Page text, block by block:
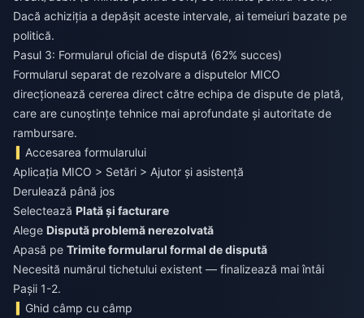
Dacă achiziția a depășit aceste intervale, ai temeiuri bazate pe
politică.
Pasul 3: Formularul oficial de dispută (62% succes)
Formularul separat de rezolvare a disputelor MICO
direcționează cererea direct către echipa de dispute de plată,
care are cunoștințe tehnice mai aprofundate și autoritate de
rambursare.
Accesarea formularului
Aplicația MICO > Setări > Ajutor și asistență
Derulează până jos
Selectează Plată și facturare
Alege Dispută problemă nerezolvată
Apasă pe Trimite formularul formal de dispută
Necesită numărul tichetului existent — finalizează mai întâi
Pașii 1-2.
Ghid câmp cu câmp